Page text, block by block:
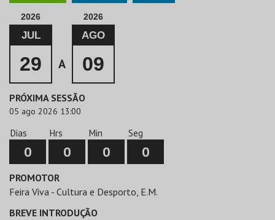
2026
JUL
29 A
2026
AGO
09
PRÓXIMA SESSÃO
05 ago 2026 13:00
Dias
0
Hrs
0
Min
0
Seg
0
PROMOTOR
Feira Viva - Cultura e Desporto, E.M.
BREVE INTRODUÇÃO